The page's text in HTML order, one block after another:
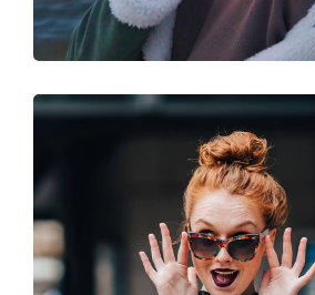
Dodaci
Kutijica:
Ostalo
Marka:
Upotreba: